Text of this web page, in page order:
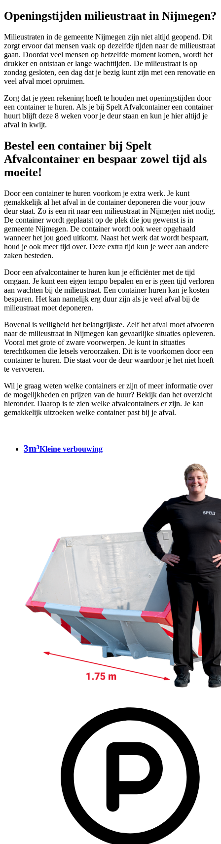
Openingstijden milieustraat in Nijmegen?
Milieustraten in de gemeente Nijmegen zijn niet altijd geopend. Dit
zorgt ervoor dat mensen vaak op dezelfde tijden naar de milieustraat
gaan. Doordat veel mensen op hetzelfde moment komen, wordt het
drukker en ontstaan er lange wachttijden. De milieustraat is op
zondag gesloten, een dag dat je bezig kunt zijn met een renovatie en
veel afval moet opruimen.
Zorg dat je geen rekening hoeft te houden met openingstijden door
een container te huren. Als je bij Spelt Afvalcontainer een container
huurt blijft deze 8 weken voor je deur staan en kun je hier altijd je
afval in kwijt.
Bestel een container bij Spelt
Afvalcontainer en bespaar zowel tijd als
moeite!
Door een container te huren voorkom je extra werk. Je kunt
gemakkelijk al het afval in de container deponeren die voor jouw
deur staat. Zo is een rit naar een milieustraat in Nijmegen niet nodig.
De container wordt geplaatst op de plek die jou gewenst is in
gemeente Nijmegen. De container wordt ook weer opgehaald
wanneer het jou goed uitkomt. Naast het werk dat wordt bespaart,
houd je ook meer tijd over. Deze extra tijd kun je weer aan andere
zaken besteden.
Door een afvalcontainer te huren kun je efficiënter met de tijd
omgaan. Je kunt een eigen tempo bepalen en er is geen tijd verloren
aan wachten bij de milieustraat. Een container huren kan je kosten
besparen. Het kan namelijk erg duur zijn als je veel afval bij de
milieustraat moet deponeren.
Bovenal is veiligheid het belangrijkste. Zelf het afval moet afvoeren
naar de milieustraat in Nijmegen kan gevaarlijke situaties opleveren.
Vooral met grote of zware voorwerpen. Je kunt in situaties
terechtkomen die letsels veroorzaken. Dit is te voorkomen door een
container te huren. Die staat voor de deur waardoor je het niet hoeft
te vervoeren.
Wil je graag weten welke containers er zijn of meer informatie over
de mogelijkheden en prijzen van de huur? Bekijk dan het overzicht
hieronder. Daarop is te zien welke afvalcontainers er zijn. Je kan
gemakkelijk uitzoeken welke container past bij je afval.
3m³Kleine verbouwing